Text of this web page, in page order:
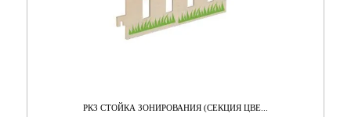
РК3 СТОЙКА ЗОНИРОВАНИЯ (СЕКЦИЯ ЦВЕ...